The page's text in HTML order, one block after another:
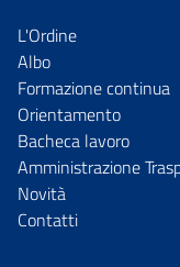
L'Ordine
Albo
Formazione continua
Orientamento
Bacheca lavoro
Amministrazione
Novità
Contatti